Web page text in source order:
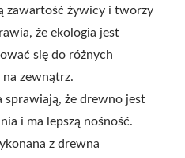
zawartość żywicy i tworzy
że ekologia jest
się do różnych
zewnątrz.
sprawiają, że drewno jest
i ma lepszą nośność.
z drewna